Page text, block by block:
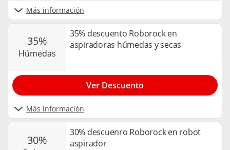
Más información
35%
húmedas
35% descuento Roborock en
aspiradoras húmedas y secas
Más información
Ver Descuento
30%
30% descuenro Roborock en robot
aspirador